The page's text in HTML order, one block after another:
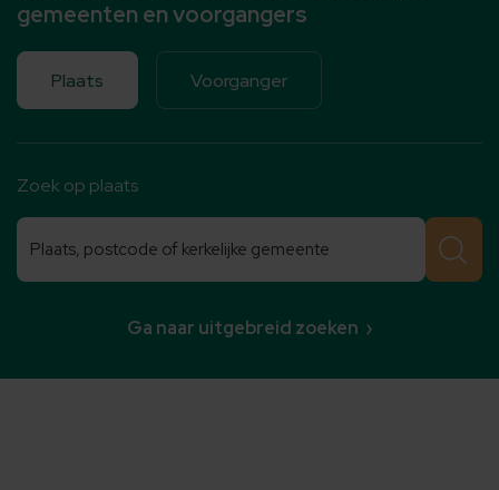
gemeenten en voorgangers
Plaats Voorganger
Zoek op plaats
Ga naar uitgebreid zoeken